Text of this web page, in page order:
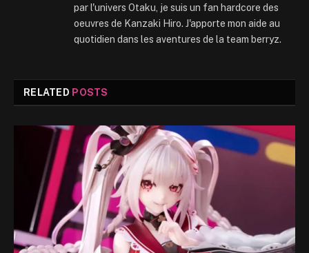
par l'univers Otaku, je suis un fan hardcore des
oeuvres de Kanzaki Hiro. J'apporte mon aide au
quotidien dans les aventures de la team berryz.
RELATED POSTS